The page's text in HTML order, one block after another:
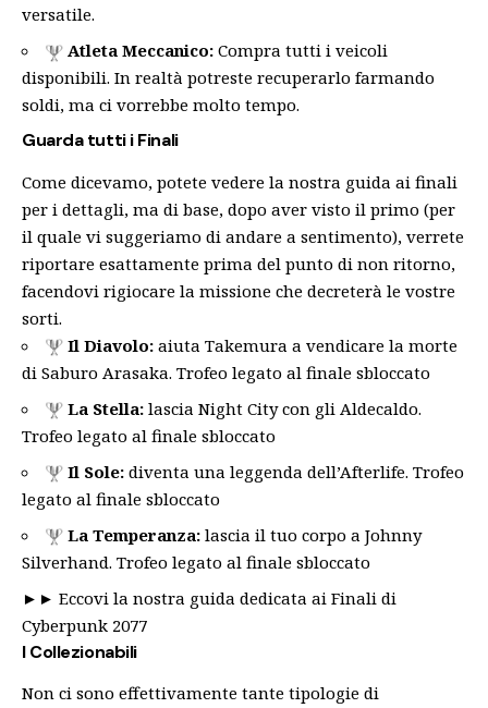
versatile.
Atleta Meccanico: Compra tutti i veicoli
disponibili. In realtà potreste recuperarlo farmando
soldi, ma ci vorrebbe molto tempo.
Guarda tutti i Finali
Come dicevamo, potete vedere la nostra guida ai finali
per i dettagli, ma di base, dopo aver visto il primo (per
il quale vi suggeriamo di andare a sentimento), verrete
riportare esattamente prima del punto di non ritorno,
facendovi rigiocare la missione che decreterà le vostre
sorti.
Il Diavolo: aiuta Takemura a vendicare la morte
di Saburo Arasaka. Trofeo legato al finale sbloccato
La Stella: lascia Night City con gli Aldecaldo.
Trofeo legato al finale sbloccato
Il Sole: diventa una leggenda dell’Afterlife. Trofeo
legato al finale sbloccato
La Temperanza: lascia il tuo corpo a Johnny
Silverhand. Trofeo legato al finale sbloccato
►► Eccovi la nostra guida dedicata ai Finali di
Cyberpunk 2077
I Collezionabili
Non ci sono effettivamente tante tipologie di